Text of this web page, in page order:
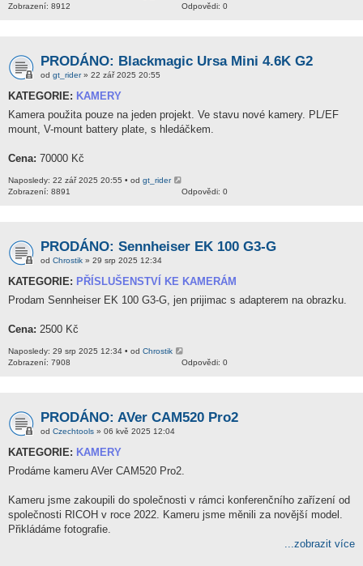
Odpovědi: 0
Zobrazení: 8912
PRODÁNO: Blackmagic Ursa Mini 4.6K G2
od gt_rider» 22 zář 2025 20:55
KATEGORIE: KAMERY
Kamera použita pouze na jeden projekt. Ve stavu nové kamery. PL/EF
mount, V-mount battery plate, s hledáčkem.
Cena: 70000 Kč
Naposledy: 22 zář 2025 20:55 • od gt_rider
Odpovědi: 0
Zobrazení: 8891
PRODÁNO: Sennheiser EK 100 G3-G
od Chrostik » 29 srp 2025 12:34
KATEGORIE: PŘÍSLUŠENSTVÍ KE KAMERÁM
Prodam Sennheiser EK 100 G3-G, jen prijimac s adapterem na obrazku.
Cena: 2500 Kč
Naposledy: 29 srp 2025 12:34 • od Chrostik
Odpovědi: 0
Zobrazení: 7908
PRODÁNO: AVer CAM520 Pro2
od Czechtools » 06 kvě 2025 12:04
KATEGORIE: KAMERY
Prodáme kameru AVer CAM520 Pro2.
Kameru jsme zakoupili do společnosti v rámci konferenčního zařízení od
společnosti RICOH v roce 2022. Kameru jsme měnili za novější model.
Přikládáme fotografie.
...zobrazit více